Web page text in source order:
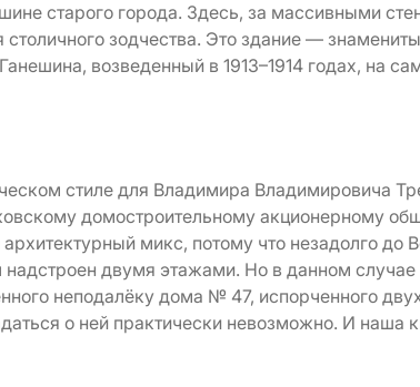
старого города. Здесь, за массивными
столичного зодчества. Это здание —
возведенный в 1913–1914 годах, на
стиле для Владимира Владимировича
домостроительному акционерному
микс, потому что незадолго до
двумя этажами. Но в данном случае
неподалёку дома № 47, испорченного
о ней практически невозможно. И наша